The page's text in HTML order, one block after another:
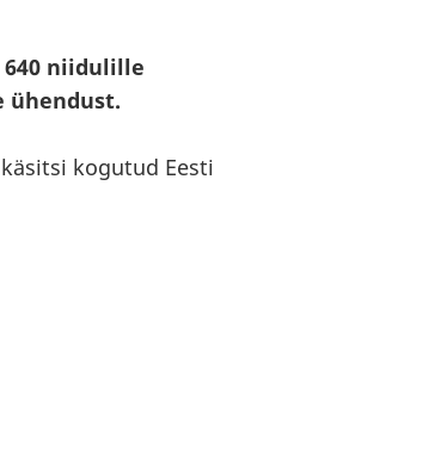
niidulille
ühendust.
kogutud Eesti